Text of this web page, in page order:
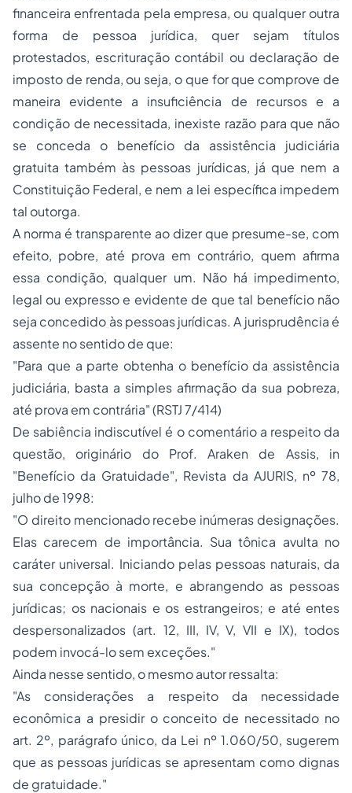
financeira enfrentada pela empresa, ou qualquer outra
forma de pessoa jurídica, quer sejam títulos
protestados, escrituração contábil ou declaração de
imposto de renda, ou seja, o que for que comprove de
maneira evidente a insuficiência de recursos e a
condição de necessitada, inexiste razão para que não
se conceda o benefício da assistência judiciária
gratuita também às pessoas jurídicas, já que nem a
Constituição Federal, e nem a lei específica impedem
tal outorga.
A norma é transparente ao dizer que presume-se, com
efeito, pobre, até prova em contrário, quem afirma
essa condição, qualquer um. Não há impedimento,
legal ou expresso e evidente de que tal benefício não
seja concedido às pessoas jurídicas. A jurisprudência é
assente no sentido de que:
"Para que a parte obtenha o benefício da assistência
judiciária, basta a simples afirmação da sua pobreza,
até prova em contrária" (RSTJ 7/414)
De sabiência indiscutível é o comentário a respeito da
questão, originário do Prof. Araken de Assis, in
"Benefício da Gratuidade", Revista da AJURIS, nº 78,
julho de 1998:
"O direito mencionado recebe inúmeras designações.
Elas carecem de importância. Sua tônica avulta no
caráter universal. Iniciando pelas pessoas naturais, da
sua concepção à morte, e abrangendo as pessoas
jurídicas; os nacionais e os estrangeiros; e até entes
despersonalizados (art. 12, III, IV, V, VII e IX), todos
podem invocá-lo sem exceções."
Ainda nesse sentido, o mesmo autor ressalta:
"As considerações a respeito da necessidade
econômica a presidir o conceito de necessitado no
art. 2º, parágrafo único, da Lei nº 1.060/50, sugerem
que as pessoas jurídicas se apresentam como dignas
de gratuidade."